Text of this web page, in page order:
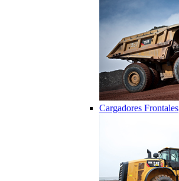
Cargadores Frontales